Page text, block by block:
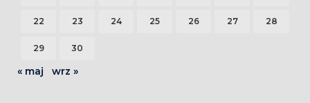
22 23 24 25 26 27 28
29 30
« maj wrz »